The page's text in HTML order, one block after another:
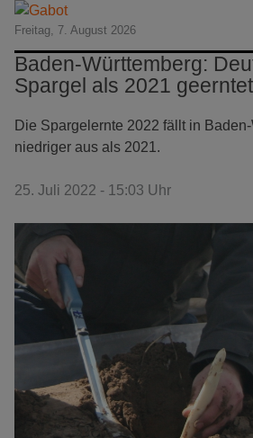
Freitag, 7. August 2026
Baden-Württemberg:
Spargel als 2021 geerntet
Die Spargelernte 2022 fällt in
niedriger aus als 2021.
25. Juli 2022 - 15:03 Uhr